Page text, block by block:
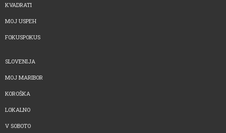
KVADRATI
MOJ USPEH
FOKUSPOKUS
SLOVENIJA
MOJ MARIBOR
KOROŠKA
LOKALNO
V SOBOTO